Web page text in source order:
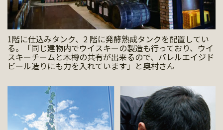
1階に仕込みタンク、2 階に発酵熟成タンクを配置してい
る。「同じ建物内でウイスキーの製造も行っており、ウイ
スキーチームと木樽の共有が出来るので、バレルエイジド
ビール造りにも力を入れています」と奥村さん